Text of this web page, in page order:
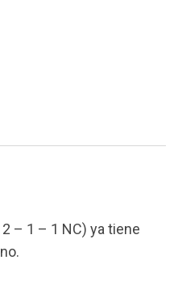
– 1 – 1 NC) ya tiene